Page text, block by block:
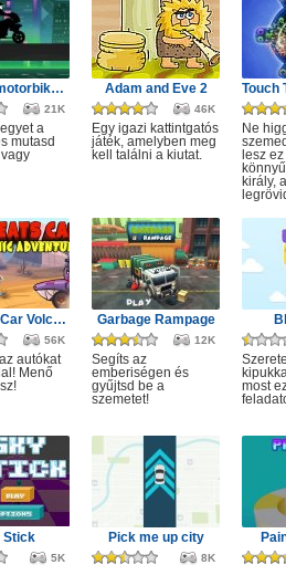
Shadow motorbike rider game
21K
a
mutasd
Adam and Eve 2
46K
Egy igazi kattintgatós
játék, amelyben meg
kell találni a kiutat.
Ne
lesz
király,
Car Eats Car Volcanic Adventure
56K
autókat
Menő
Garbage Rampage
12K
Segíts az
emberiségen és
gyűjtsd be a
szemetet!
most
Stick
5K
Pick me up city
8K